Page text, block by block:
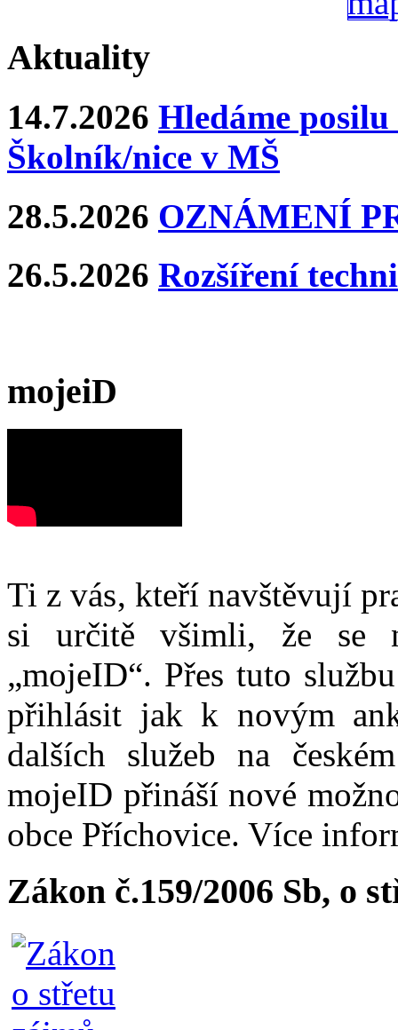
Aktuality
14.7.2026 Hledáme
Školník/nice v MŠ
28.5.2026 OZNÁMENÍ
26.5.2026 Rozšíření
mojeiD
Ti z vás, kteří navštěvují
si určitě všimli, že se
„mojeID“. Přes tuto
přihlásit jak k novým
dalších služeb na
mojeID přináší nové
obce Příchovice. Více
Zákon č.159/2006 Sb, o